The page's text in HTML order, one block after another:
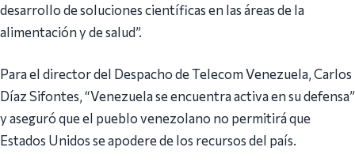
desarrollo de soluciones científicas en las áreas de la
alimentación y de salud”.
Para el director del Despacho de Telecom Venezuela, Carlos
Díaz Sifontes, “Venezuela se encuentra activa en su defensa”
y aseguró que el pueblo venezolano no permitirá que
Estados Unidos se apodere de los recursos del país.